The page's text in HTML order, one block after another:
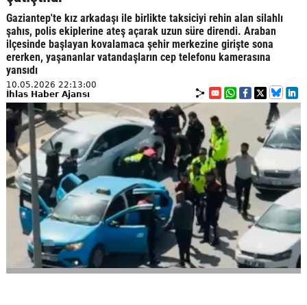
Gaziantep'te kız arkadaşı ile birlikte taksiciyi rehin alan silahlı
şahıs, polis ekiplerine ateş açarak uzun süre direndi. Araban
ilçesinde başlayan kovalamaca şehir merkezine girişte sona
ererken, yaşananlar vatandaşların cep telefonu kamerasına
yansıdı
10.05.2026 22:13:00
İhlas Haber Ajansı